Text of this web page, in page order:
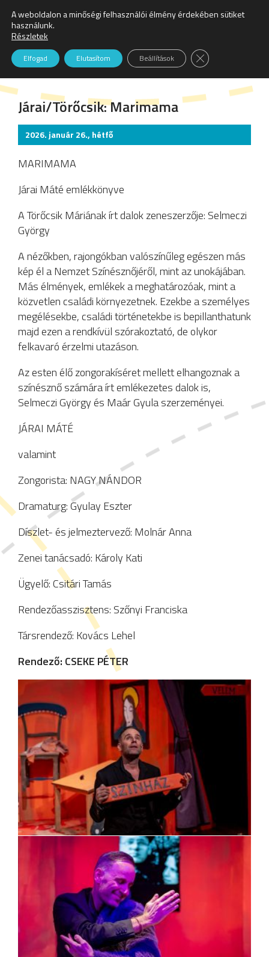
Keresés:
Színház
Járai/Törőcsik: Marimama
2026. január 26., hétfő
MARIMAMA
Járai Máté emlékkönyve
A Törőcsik Máriának írt dalok zeneszerzője: Selmeczi
György
A nézőkben, rajongókban valószínűleg egészen más
kép él a Nemzet Színésznőjéről, mint az unokájában.
Más élmények, emlékek a meghatározóak, mint a
közvetlen családi környezetnek. Ezekbe a személyes
megélésekbe, családi történetekbe is bepillanthatunk
majd ezen a rendkívül szórakoztató, de olykor
felkavaró érzelmi utazáson.
Az esten élő zongorakíséret mellett elhangoznak a
színésznő számára írt emlékezetes dalok is,
Selmeczi György és Maár Gyula szerzeményei.
JÁRAI MÁTÉ
valamint
Zongorista: NAGY NÁNDOR
Dramaturg: Gyulay Eszter
Díszlet- és jelmeztervező: Molnár Anna
Zenei tanácsadó: Károly Kati
Ügyelő: Csitári Tamás
Rendezőasszisztens: Szőnyi Franciska
Társrendező: Kovács Lehel
Rendező: CSEKE PÉTER
A weboldalon a minőségi felhasználói élmény érdekében sütiket
használunk.
Részletek
Elfogad Elutasítom Beállítások Close GDPR